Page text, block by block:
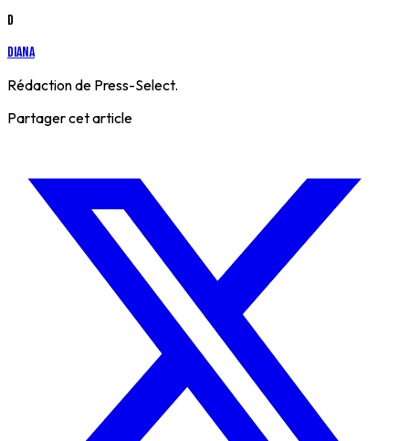
D
Diana
Rédaction de Press-Select.
Partager cet article